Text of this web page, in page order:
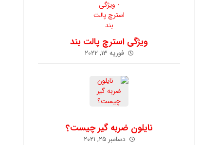
ویژگی استرچ پالت بند
فوریه ۱۳, ۲۰۲۲
نایلون ضربه گیر چیست؟
دسامبر ۲۵, ۲۰۲۱